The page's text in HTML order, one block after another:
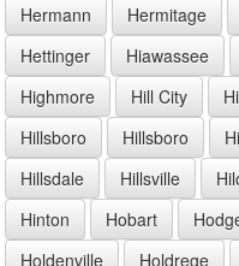
Hermann
Hermitage
Hettinger
Hiawassee
Highmore
Hill City
Hillsboro
Hillsboro
Hillsdale
Hillsville
Hinton
Hobart
Holdenville
Holdrege